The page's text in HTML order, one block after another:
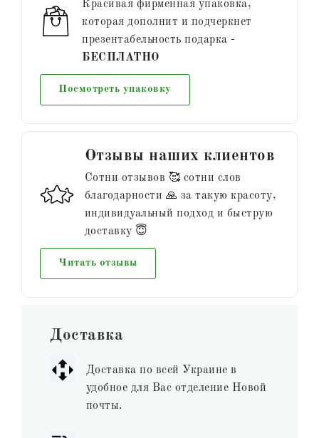
Красивая фирменная упаковка,
которая дополнит и подчеркнет
презентабельность подарка -
БЕСПЛАТНО
Посмотреть упаковку
Отзывы наших клиентов
Сотни отзывов 🥰 сотни слов
благодарности 🙏 за такую красоту,
индивидуальный подход и быструю
доставку 😇
Читать отзывы
Доставка
Доставка по всей Украине в
удобное для Вас отделение Новой
почты.